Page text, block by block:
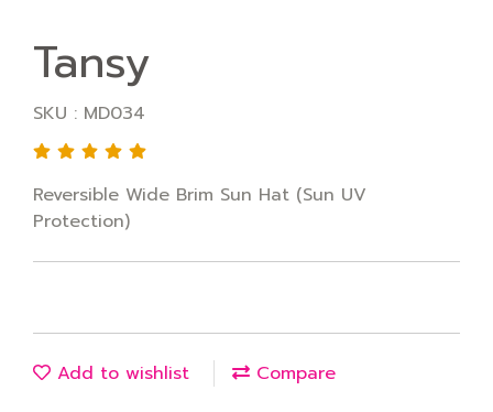
Tansy
SKU : MD034
Reversible Wide Brim Sun Hat (Sun UV
Protection)
Add to wishlist
Compare